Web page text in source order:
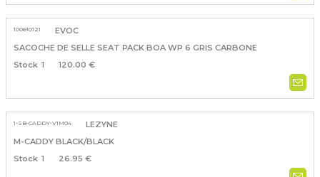
100610121
EVOC
SACOCHE DE SELLE SEAT PACK BOA WP 6 GRIS CARBONE
1
120.00 €
1-SB-CADDY-V1M04
LEZYNE
M-CADDY BLACK/BLACK
1
26.95 €